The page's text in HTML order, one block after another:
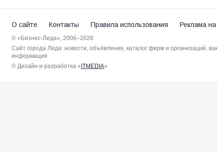
О сайте Контакты Правила использования Реклама
© «Бизнес-Лида», 2006–2026
Сайт города Лида: новости, объявления, каталог фирм и организаций,
информация.
© Дизайн и разработка «ITMEDIA»